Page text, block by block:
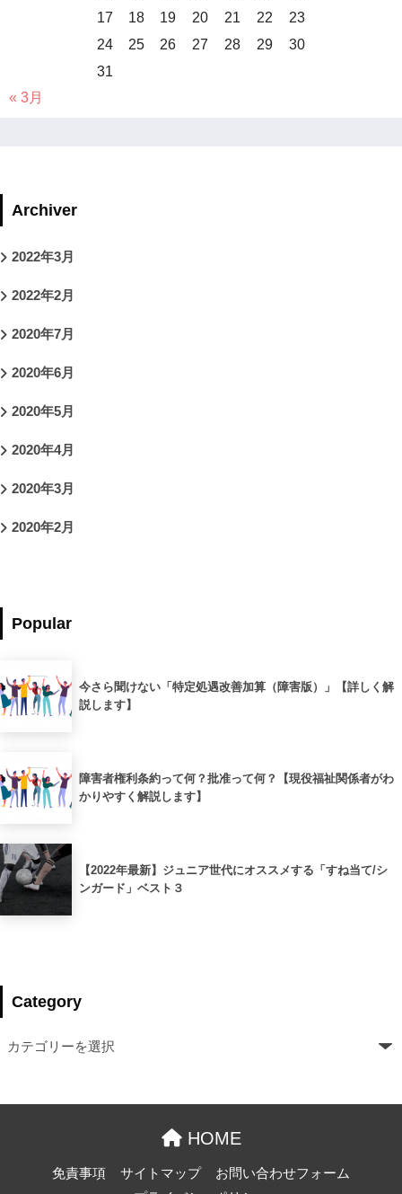
17
18 19 20 21 22
23
24
25 26 27 28 29
30
31
« 3月
Archiver
2022年3月
2022年2月
2020年7月
2020年6月
2020年5月
2020年4月
2020年3月
2020年2月
Popular
今さら聞けない「特定処遇改善加算（障害版）」【詳しく解
説します】
障害者権利条約って何？批准って何？【現役福祉関係者がわ
かりやすく解説します】
【2022年最新】ジュニア世代にオススメする「すね当て/シ
ンガード」ベスト３
Category
HOME
免責事項 サイトマップ
お問い合わせフォーム